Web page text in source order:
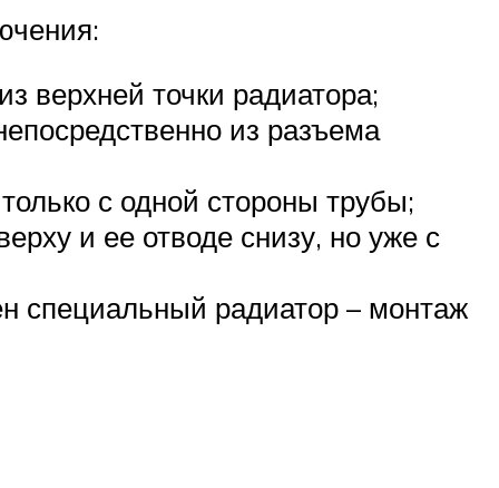
верхней точки радиатора;
из разъема
с одной стороны трубы;
и ее отводе снизу, но уже с
специальный радиатор – монтаж